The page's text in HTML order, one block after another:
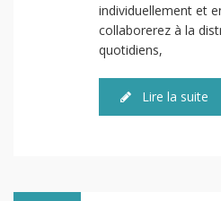
individuellement et
collaborerez à la
quotidiens,
Lire la suite